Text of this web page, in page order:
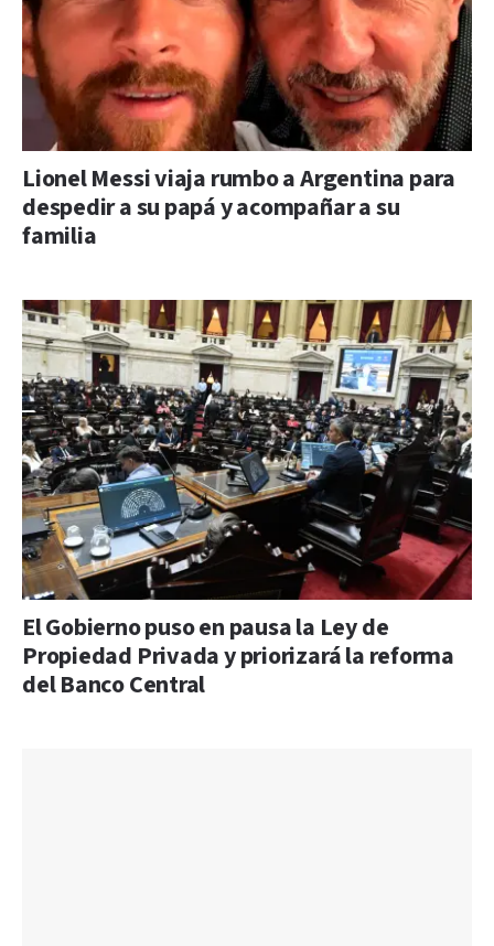
Lionel Messi viaja rumbo a Argentina para
despedir a su papá y acompañar a su
familia
El Gobierno puso en pausa la Ley de
Propiedad Privada y priorizará la reforma
del Banco Central